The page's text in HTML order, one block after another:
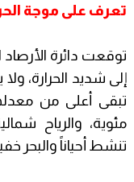
تعرف على موجة
توقعت دائرة الأرصاد
إلى شديد الحرارة،
تبقى أعلى من
مئوية، والرياح
تنشط أحياناً والبحر